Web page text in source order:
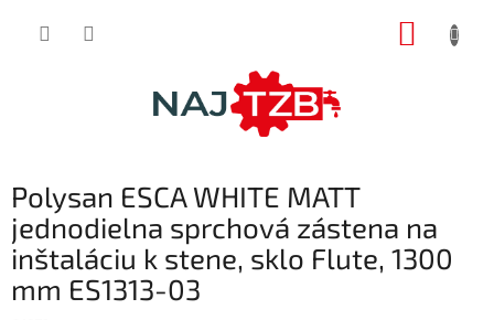
Polysan ESCA WHITE MATT
jednodielna sprchová zástena na
inštaláciu k stene, sklo Flute, 1300
mm ES1313-03